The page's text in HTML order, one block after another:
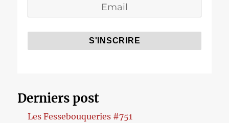
Derniers post
Les Fessebouqueries #751